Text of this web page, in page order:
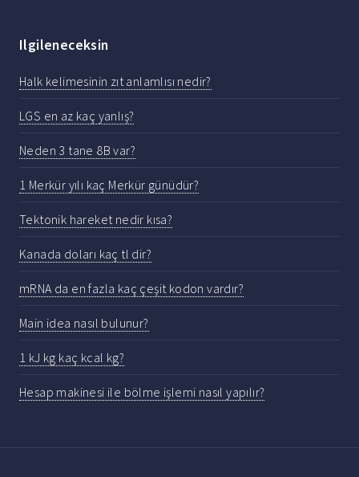
Ilgileneceksin
Halk kelimesinin zıt anlamlısı nedir?
LGS en az kaç yanlış?
Neden 3 tane 8B var?
1 Merkür yılı kaç Merkür günüdür?
Tektonik hareket nedir kısa?
Kanada doları kaç tl dir?
mRNA da en fazla kaç çeşit kodon vardır?
Main idea nasıl bulunur?
1 kJ kg kaç kcal kg?
Hesap makinesi ile bölme işlemi nasıl yapılır?